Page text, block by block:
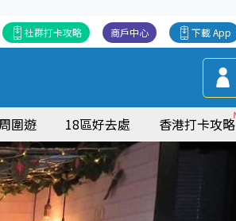
下載 App
商戶中心
社群打卡攻略
圍遊 18區好去處 香港打卡攻略